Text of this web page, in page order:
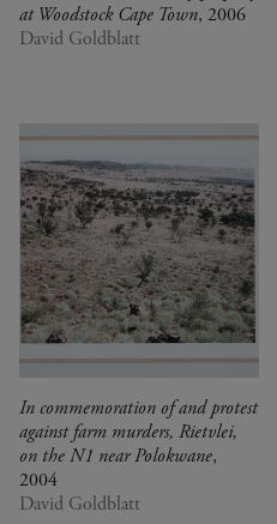
at Woodstock Cape Town, 2006
David Goldblatt
In commemoration of and protest
against farm murders, Rietvlei,
on the N1 near Polokwane,
2004
David Goldblatt